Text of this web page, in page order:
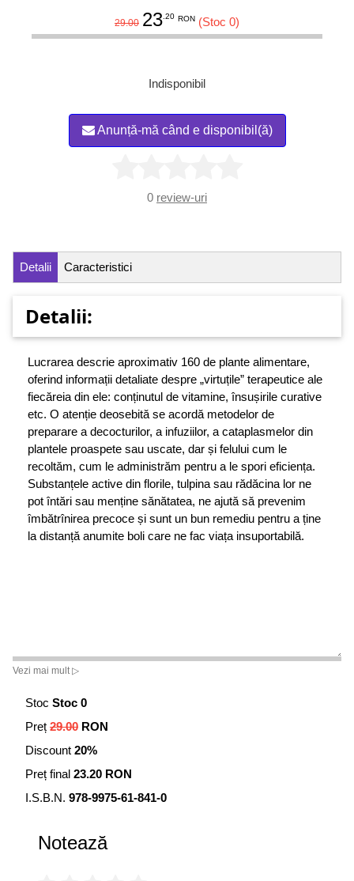
29.00 23.20 RON (Stoc 0)
Indisponibil
Anunță-mă când e disponibil(ă)
0 review-uri
Detalii Caracteristici
Detalii:
Lucrarea descrie aproximativ 160 de plante alimentare,
oferind informații detaliate despre „virtuțile” terapeutice ale
fiecăreia din ele: conținutul de vitamine, însușirile curative
etc. O atenție deosebită se acordă metodelor de
preparare a decocturilor, a infuziilor, a cataplasmelor din
plantele proaspete sau uscate, dar și felului cum le
recoltăm, cum le administrăm pentru a le spori eficiența.
Substanțele active din florile, tulpina sau rădăcina lor ne
pot întări sau menține sănătatea, ne ajută să prevenim
îmbătrînirea precoce și sunt un bun remediu pentru a ține
la distanță anumite boli care ne fac viața insuportabilă.
Vezi mai mult ▷
Stoc Stoc 0
Preț 29.00 RON
Discount 20%
Preț final 23.20 RON
I.S.B.N. 978-9975-61-841-0
Notează